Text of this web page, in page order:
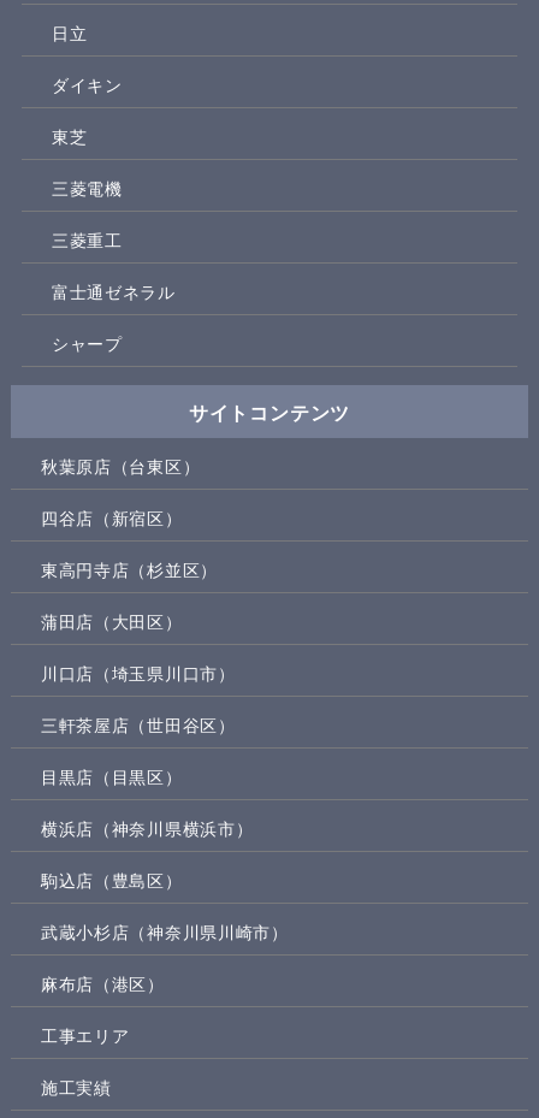
日立
ダイキン
東芝
三菱電機
三菱重工
富士通ゼネラル
シャープ
サイトコンテンツ
秋葉原店（台東区）
四谷店（新宿区）
東高円寺店（杉並区）
蒲田店（大田区）
川口店（埼玉県川口市）
三軒茶屋店（世田谷区）
目黒店（目黒区）
横浜店（神奈川県横浜市）
駒込店（豊島区）
武蔵小杉店（神奈川県川崎市）
麻布店（港区）
工事エリア
施工実績